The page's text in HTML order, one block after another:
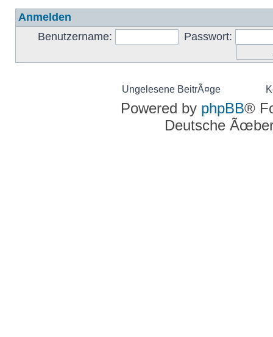
Anmelden
Benutzername:
Passwort:
Ungelesene
BeitrÃ¤ge
Ungelesene BeitrÃ¤ge
Powered by phpBB®
Deutsche